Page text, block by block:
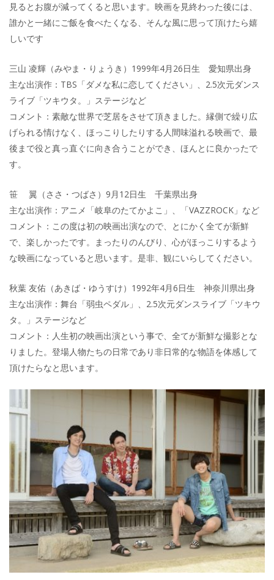
見るとお腹が減ってくると思います。映画を見終わった後には、
誰かと一緒にご飯を食べたくなる、そんな風に思って頂けたら嬉
しいです
三山 凌輝（みやま・りょうき）1999年4月26日生 愛知県出身
主な出演作：TBS「ダメな私に恋してください」、2.5次元ダンス
ライブ「ツキウタ。」ステージなど
コメント：素敵な世界で芝居をさせて頂きました。縁側で繰り広
げられる情けなく、ほっこりしたりする人間味溢れる映画で、最
後まで役と真っ直ぐに向き合うことができ、ほんとに良かったで
す。
笹 翼（ささ・つばさ）9月12日生 千葉県出身
主な出演作：アニメ「岐阜のたてかよこ」、「VAZZROCK」など
コメント：この度は初の映画出演なので、とにかく全てが新鮮
で、楽しかったです。まったりのんびり、心がほっこりするよう
な映画になっていると思います。是非、観にいらしてください。
秋葉 友佑（あきば・ゆうすけ）1992年4月6日生 神奈川県出身
主な出演作：舞台「弱虫ペダル」、2.5次元ダンスライブ「ツキウ
タ。」ステージなど
コメント：人生初の映画出演という事で、全てが新鮮な撮影とな
りました。登場人物たちの日常であり非日常的な物語を体感して
頂けたらなと思います。